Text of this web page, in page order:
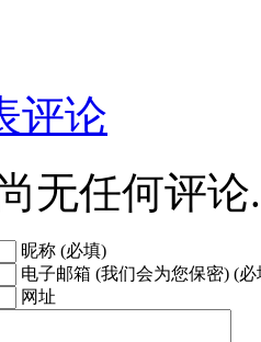
评论
无任何评论.
昵称 (必填)
电子邮箱 (我们会为您保密) (必
网址